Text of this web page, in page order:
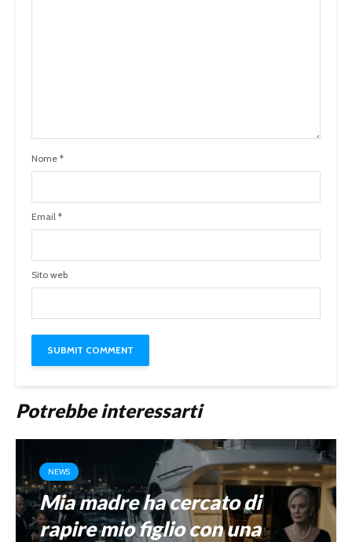
Nome *
Email *
Sito web
Potrebbe interessarti
NEWS
Mia madre ha cercato di
rapire mio figlio con una